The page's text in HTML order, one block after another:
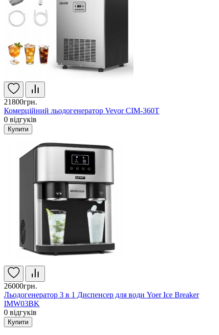
21800грн.
Комерційний льодогенератор Vevor CIM-360T
0 відгуків
Купити
26000грн.
Льодогенератор 3 в 1 Диспенсер для води Yoer Ice Breaker
IMW03BK
0 відгуків
Купити